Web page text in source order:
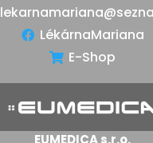
LékárnaMariana
E-Shop
EUMEDICA s.r.o.